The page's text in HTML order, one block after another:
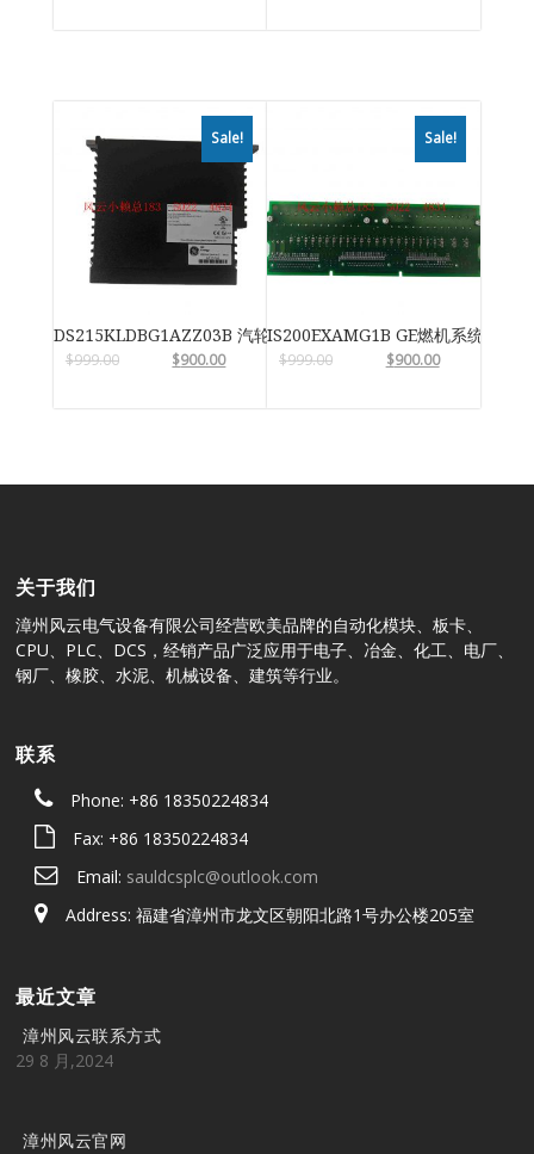
Sale!
DS215KLDBG1AZZ03B 汽轮机系统卡件
$999.00 $900.00
Sale!
IS200EXAMG1B GE燃机系统
$999.00 $900.00
关于我们
漳州风云电气设备有限公司经营欧美品牌的自动化模块、板卡、
CPU、PLC、DCS，经销产品广泛应用于电子、冶金、化工、电厂、
钢厂、橡胶、水泥、机械设备、建筑等行业。
联系
Phone: +86 18350224834
Fax: +86 18350224834
Email: sauldcsplc@outlook.com
Address: 福建省漳州市龙文区朝阳北路1号办公楼205室
最近文章
漳州风云联系方式
29 8 月,2024
漳州风云官网